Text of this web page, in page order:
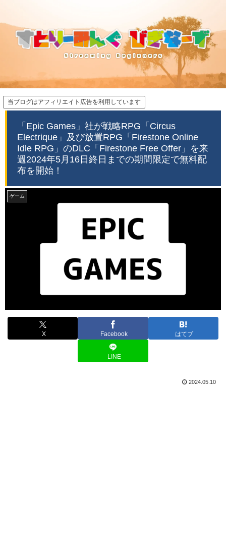
当ブログはアフィリエイト広告を利用しています
「Epic Games」社が戦略RPG「Circus
Electrique」及び放置RPG「Firestone Online
Idle RPG」のDLC「Firestone Free Offer」を来
週2024年5月16日終日までの期間限定で無料配
布を開始！
ゲーム
X Facebook はてブ
LINE
2024.05.10